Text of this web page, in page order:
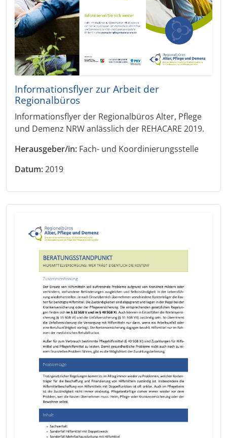
Informationsflyer zur Arbeit der
Regionalbüros
Informationsflyer der Regionalbüros Alter, Pflege
und Demenz NRW anlässlich der REHACARE 2019.
Herausgeber/in: Fach- und Koordinierungsstelle
Datum:2019